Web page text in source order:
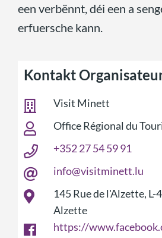
een verbënnt, déi een a
erfuersche kann.
Kontakt
Visit Minett
Office Régional du
+352 27 54 59 91
info@visitminett.lu
145 Rue de l'Alzette, L-
Alzette